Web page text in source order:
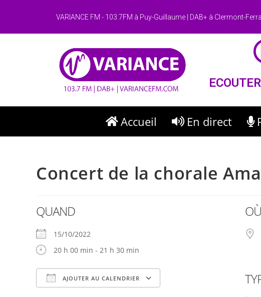
VARIANCE FM - 103.7FM à Puy-Guillaume | DAB+ à Clermont-
Accueil En direct
Concert de la chorale
QUAND
15/10/2022
20 h 00 min - 21 h 30 min
AJOUTER AU CALENDRIER
OÙ